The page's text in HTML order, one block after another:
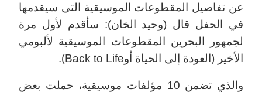
عن تفاصيل المقطوعات الموسيقية التى سيقدمها
في الحفل قال (وحيد الخان): سأقدم لأول مرة
لجمهور البحرين المقطوعات الموسيقية لألبومي
الأخير (العودة إلى الحياة أوBack to Life).
والذي تضمن 10 مؤلفات موسيقية، حملت بعض